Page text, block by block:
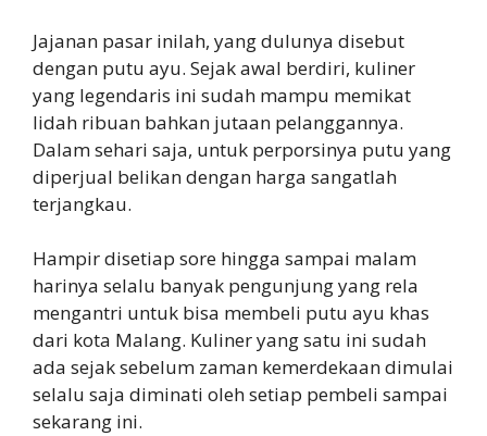
Jajanan pasar inilah, yang dulunya disebut
dengan putu ayu. Sejak awal berdiri, kuliner
yang legendaris ini sudah mampu memikat
lidah ribuan bahkan jutaan pelanggannya.
Dalam sehari saja, untuk perporsinya putu yang
diperjual belikan dengan harga sangatlah
terjangkau.
Hampir disetiap sore hingga sampai malam
harinya selalu banyak pengunjung yang rela
mengantri untuk bisa membeli putu ayu khas
dari kota Malang. Kuliner yang satu ini sudah
ada sejak sebelum zaman kemerdekaan dimulai
selalu saja diminati oleh setiap pembeli sampai
sekarang ini.